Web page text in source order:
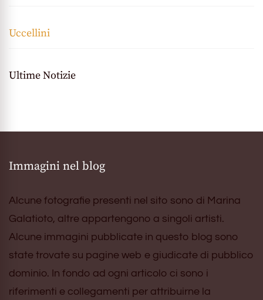
Uccellini
Ultime Notizie
Immagini nel blog
Alcune fotografie presenti nel sito sono di Marina
Galatioto, altre appartengono a singoli artisti.
Alcune immagini pubblicate in questo blog sono
state trovate su pagine web e giudicate di pubblico
dominio. In fondo ad ogni articolo ci sono i
riferimenti e collegamenti per attribuirne la